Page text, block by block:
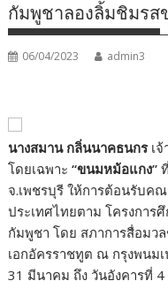
กัมพูชาลองลิ้มชิมรส
06/04/2023 admin3
นางสมาน กลิ่นนาคธนกรเ
โดยเฉพาะ“ขนมหม้อแกง”
จ.เพชรบุรี ให้การต้อนรับค
ประเทศไทยตาม โครงการ
กัมพูชา โดย สภาการสื่อมว
เอกอัครราชทูต ณ กรุงพนม
31 มีนาคม ถึง วันอังคารที่